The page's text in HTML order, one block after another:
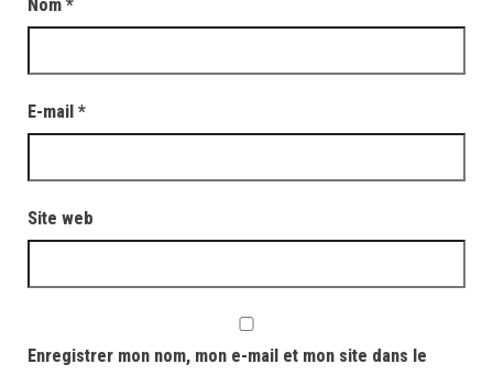
Nom *
E-mail *
Site web
Enregistrer mon nom, mon e-mail et mon site dans le